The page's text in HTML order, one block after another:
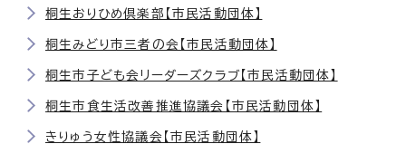
桐生おりひめ倶楽部【市民活動団体】
桐生みどり市三者の会【市民活動団体】
桐生市子ども会リーダーズクラブ【市民活動団体】
桐生市食生活改善推進協議会【市民活動団体】
きりゅう女性協議会【市民活動団体】